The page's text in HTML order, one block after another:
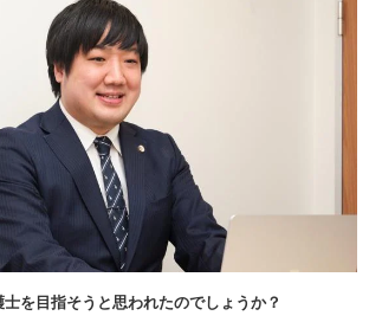
を目指そうと思われたのでしょうか？